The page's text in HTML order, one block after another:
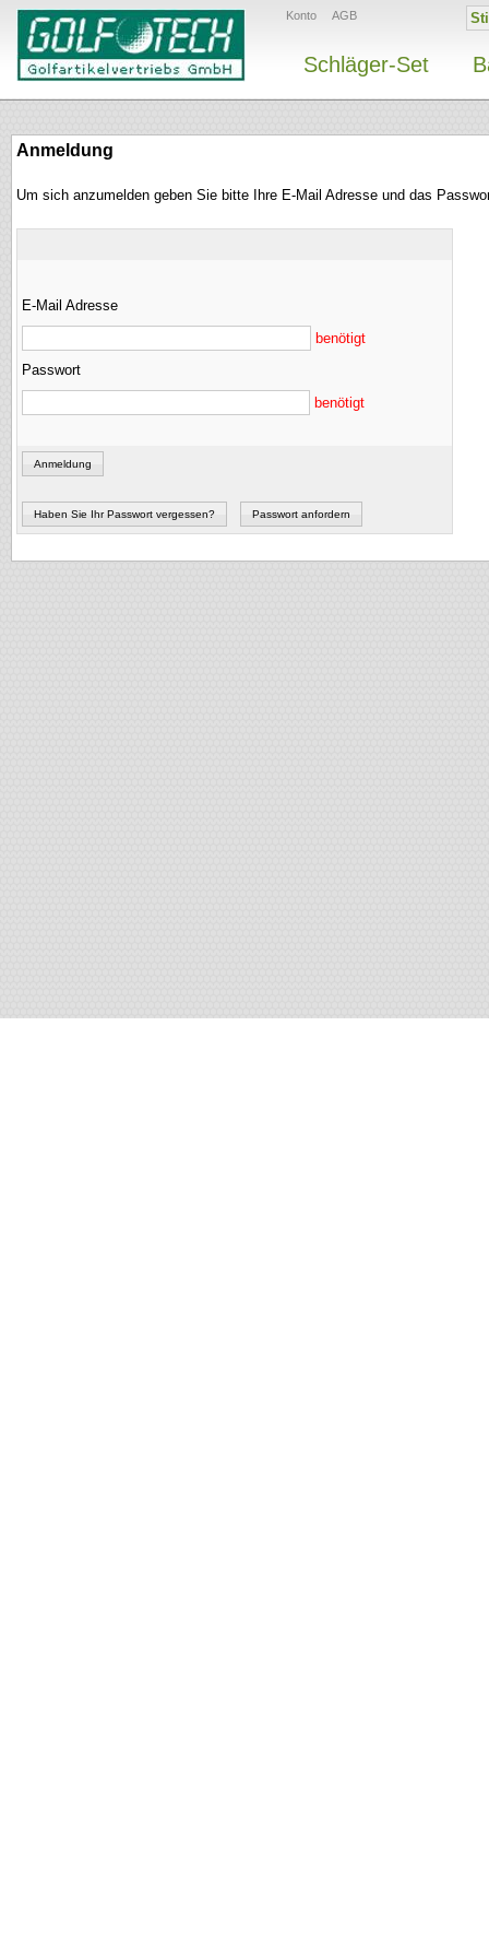
Konto AGB
Schläger-Set
Anmeldung
Um sich anzumelden geben Sie bitte Ihre E-Mail Adresse und das
E-Mail Adresse
benötigt
Passwort
benötigt
Anmeldung
Haben Sie Ihr Passwort vergessen? Passwort anfordern